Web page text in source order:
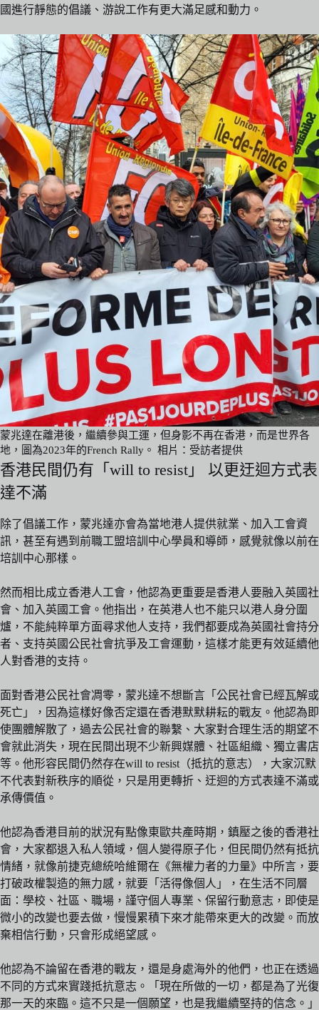
國進行靜態的倡議、游說工作有更大滿足感和動力。
蒙兆達在離港後，繼續參與工運，但身影不再在香港，而是世界各
地，圖為2023年的French Rally。 相片：受訪者提供
香港民間仍有「will to resist」 以更迂迴方式表
達不滿
除了倡議工作，蒙兆達亦會為當地港人提供就業、加入工會資
訊，甚至有遇到前職工盟培訓中心學員和導師，感覺就像以前在
培訓中心那樣。
然而相比成立香港人工會，他認為更重要是香港人要融入英國社
會、加入英國工會。他指出，在英港人也不能只以港人身分圍
爐，不能純粹單方面尋求他人支持，我們都要成為英國社會持分
者、支持英國公民社會抗爭及工會運動，這樣才能更有效延續他
人對香港的支持。
面對香港公民社會凋零，蒙兆達不想斷言「公民社會已經瓦解或
死亡」，因為這樣好像否定還在香港默默耕耘的戰友。他認為即
使團體解散了，過去公民社會的聯繫、大家對合理生活的期望不
會就此消失，現在民間出現不少新興媒體、社區組織、獨立書店
等。他形容民間仍然存在will to resist（抵抗的意志），大家沉默
不代表對新秩序的順從，只是用更轉折、迂迴的方式表達不滿或
承傳價值。
他認為香港目前的狀況有點像東歐共產時期，鎮壓之後的香港社
會，大家都退入私人領域，個人變得原子化，但民間仍然有抵抗
情緒，就像前捷克總統哈維爾在《無權力者的力量》中所言，要
打破政權製造的無力感，就要「活得像個人」，在生活不同層
面：學校、社區、職場，謹守個人專業、保留行動意志，即使是
微小的改變也要去做，慢慢累積下來才能帶來更大的改變。而放
棄相信行動，只會形成絕望感。
他認為不論留在香港的戰友，還是身處海外的他們，也正在透過
不同的方式來實踐抵抗意志。「現在所做的一切，都是為了光復
那一天的來臨。這不只是一個願望，也是我繼續堅持的信念。」